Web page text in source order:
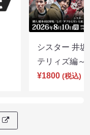
シスター 井
テリィズ編
¥1800 (税込)